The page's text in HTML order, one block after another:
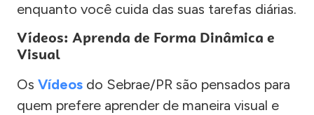
enquanto você cuida das suas tarefas diárias.
Vídeos: Aprenda de Forma Dinâmica e
Visual
Os Vídeos do Sebrae/PR são pensados para
quem prefere aprender de maneira visual e